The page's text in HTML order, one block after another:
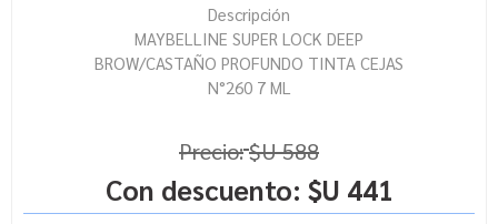
Descripción
MAYBELLINE SUPER LOCK DEEP
BROW/CASTAÑO PROFUNDO TINTA CEJAS
N°260 7 ML
Precio:$U 588
Con descuento: $U 441